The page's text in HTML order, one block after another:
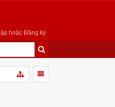
hoặc Đăng ký